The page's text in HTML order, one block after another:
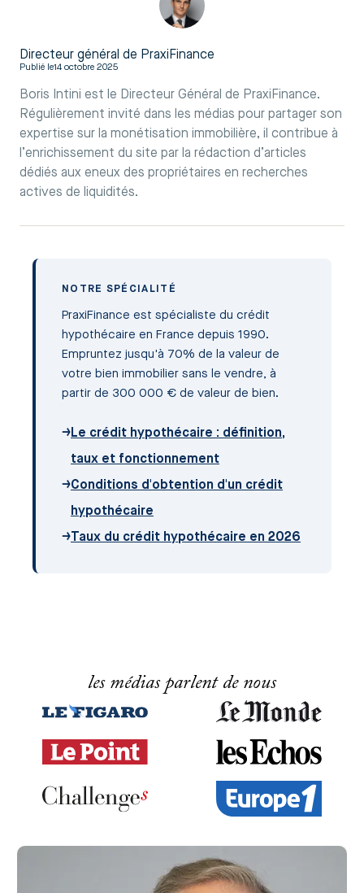
Directeur général de PraxiFinance
Publié le14 octobre 2025
Boris Intini est le Directeur Général de PraxiFinance.
Régulièrement invité dans les médias pour partager son
expertise sur la monétisation immobilière, il contribue à
l’enrichissement du site par la rédaction d’articles
dédiés aux eneux des propriétaires en recherches
actives de liquidités.
NOTRE SPÉCIALITÉ
PraxiFinance est spécialiste du crédit
hypothécaire en France depuis 1990.
Empruntez jusqu'à 70% de la valeur de
votre bien immobilier sans le vendre, à
partir de 300 000 € de valeur de bien.
→Le crédit hypothécaire : définition,
taux et fonctionnement
→Conditions d'obtention d'un crédit
hypothécaire
→Taux du crédit hypothécaire en 2026
les médias parlent de nous